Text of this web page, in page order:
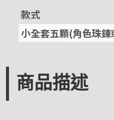
款式
小全套五顆(角色珠
商品描述